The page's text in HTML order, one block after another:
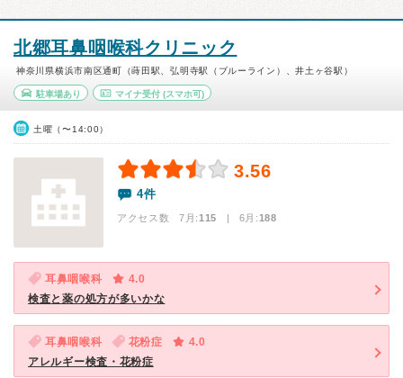
北郷耳鼻咽喉科クリニック
神奈川県横浜市南区通町（蒔田駅、弘明寺駅（ブルーライン）、井土ヶ谷駅）
駐車場あり マイナ受付(スマホ可)
土曜（〜14:00）
3.56
4件
アクセス数 7月:115 | 6月:188
耳鼻咽喉科
4.0
検査と薬の処方が多いかな
耳鼻咽喉科 花粉症
4.0
アレルギー検査・花粉症